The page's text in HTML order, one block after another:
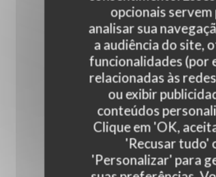
opcionais servem
analisar sua
a audiência do site,
funcionalidades (por
relacionadas às
ou exibir
conteúdos
Clique em 'OK,
'Recusar tudo'
'Personalizar' para